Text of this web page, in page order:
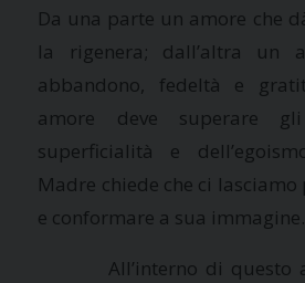
Da una parte un amore che
la rigenera; dall’altra un
abbandono, fedeltà e
amore deve superare
superficialità e
Madre chiede che ci lasciamo
e conformare a sua immagine.
All’interno di questo